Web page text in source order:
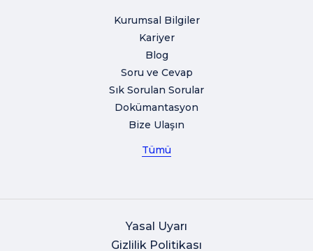
Kurumsal Bilgiler
Kariyer
Blog
Soru ve Cevap
Sık Sorulan Sorular
Dokümantasyon
Bize Ulaşın
Tümü
Yasal Uyarı
Gizlilik Politikası